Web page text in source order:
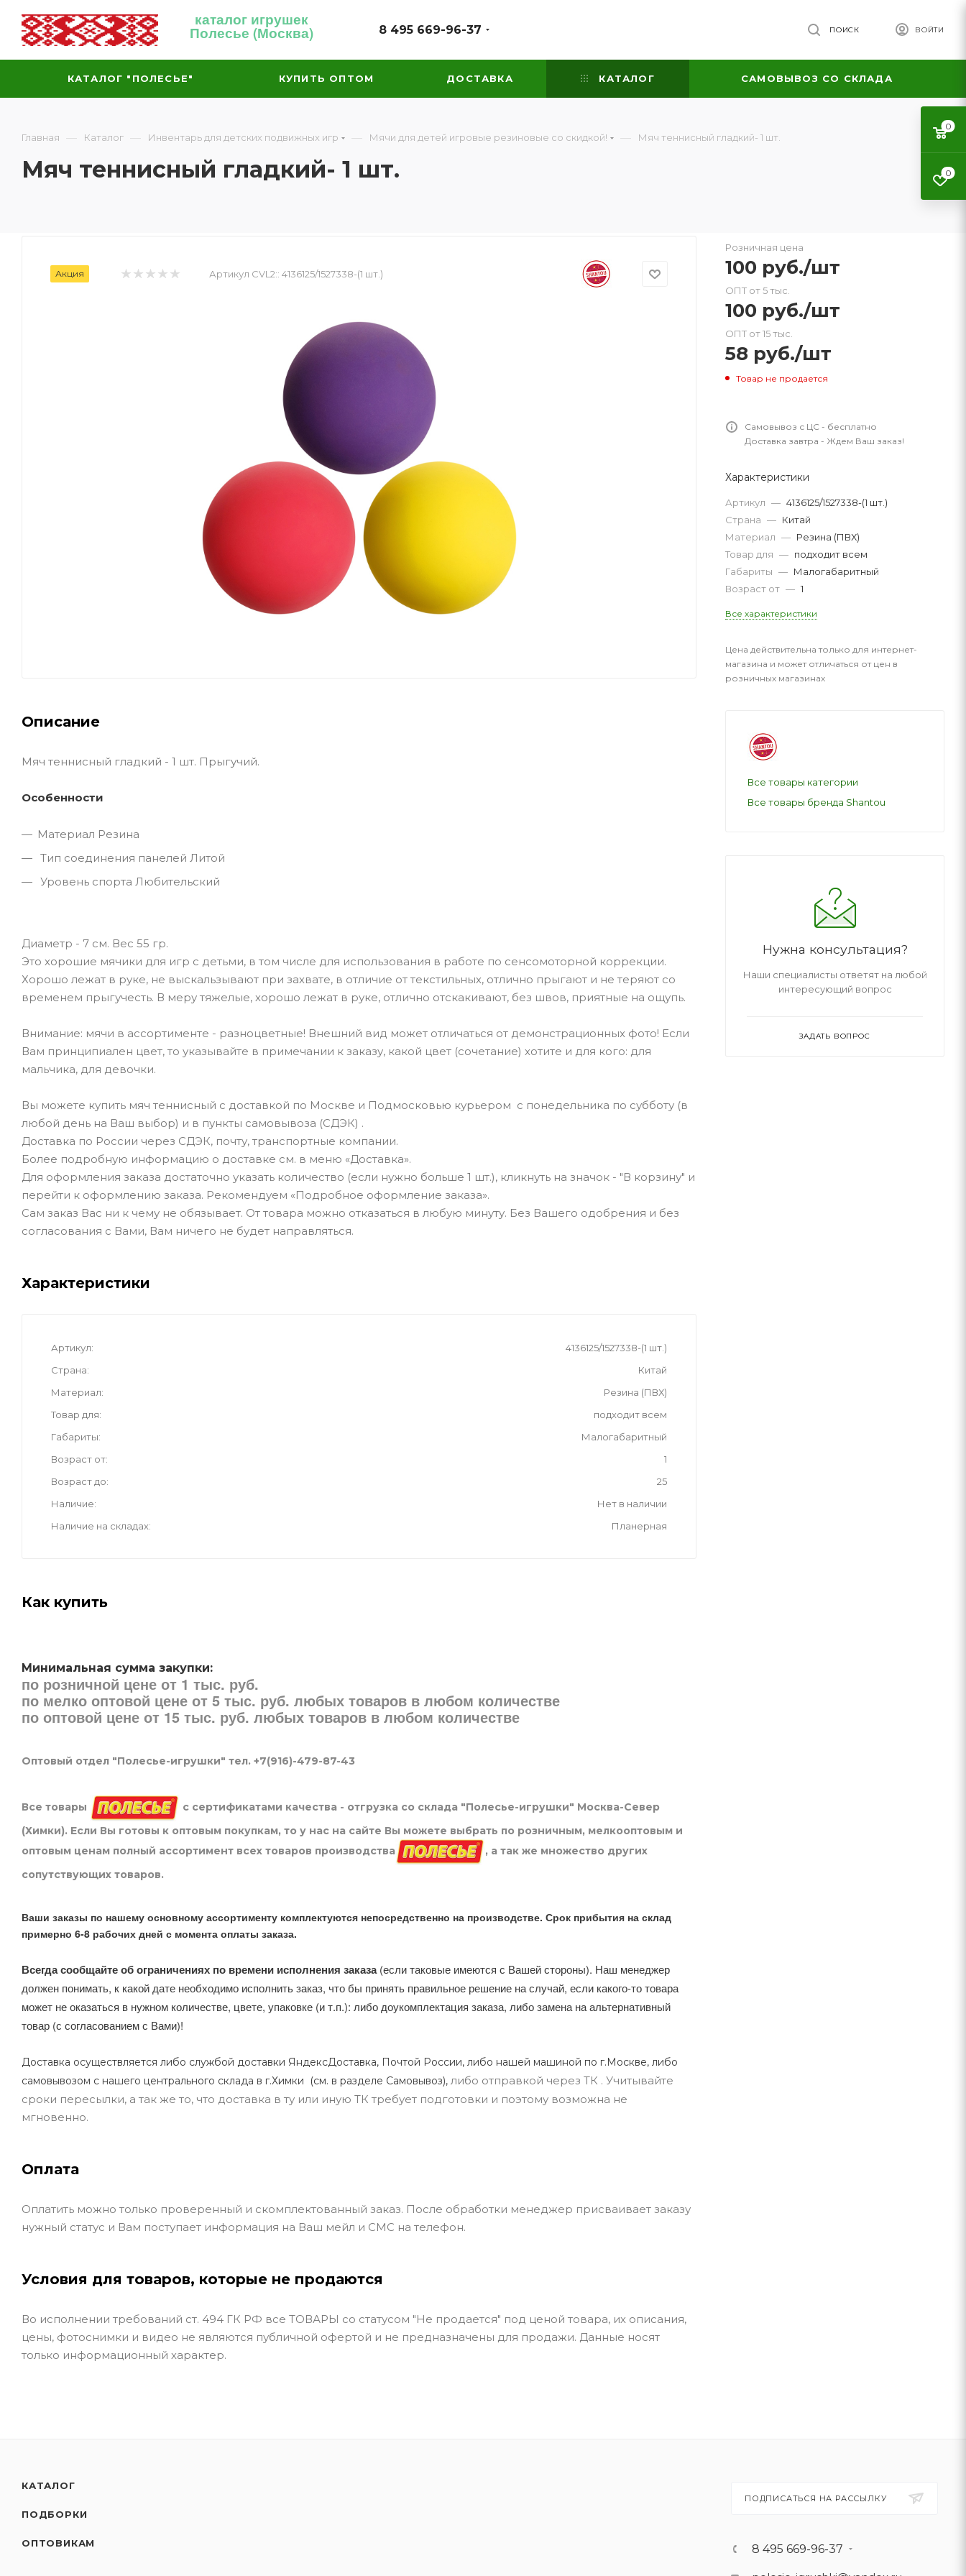
каталог игрушек
Полесье (Москва) 8 495 669-96-37 ВОЙТИ
ПОИСК
КАТАЛОГ "ПОЛЕСЬЕ" КУПИТЬ ОПТОМ ДОСТАВКА КАТАЛОГ САМОВЫВОЗ СО СКЛАДА
Главная — Каталог — Инвентарь для детских подвижных игр — Мячи для детей игровые резиновые со скидкой! — Мяч теннисный гладкий- 1 шт.
Мяч теннисный гладкий- 1 шт.
Акция Артикул CVL2:: 4136125/1527338-(1 шт.)
Описание
Мяч теннисный гладкий - 1 шт. Прыгучий.
Особенности
Материал Резина
Тип соединения панелей Литой
Уровень спорта Любительский
Диаметр - 7 см. Вес 55 гр.
Это хорошие мячики для игр с детьми, в том числе для использования в работе по сенсомоторной коррекции.
Хорошо лежат в руке, не выскальзывают при захвате, в отличие от текстильных, отлично прыгают и не теряют со
временем прыгучесть. В меру тяжелые, хорошо лежат в руке, отлично отскакивают, без швов, приятные на ощупь.
Внимание: мячи в ассортименте - разноцветные! Внешний вид может отличаться от демонстрационных фото! Если
Вам принципиален цвет, то указывайте в примечании к заказу, какой цвет (сочетание) хотите и для кого: для
мальчика, для девочки.
Вы можете купить мяч теннисный с доставкой по Москве и Подмосковью курьером с понедельника по субботу (в
любой день на Ваш выбор) и в пункты самовывоза (СДЭК) .
Доставка по России через СДЭК, почту, транспортные компании.
Более подробную информацию о доставке см. в меню «Доставка».
Для оформления заказа достаточно указать количество (если нужно больше 1 шт.), кликнуть на значок - "В корзину" и
перейти к оформлению заказа. Рекомендуем «Подробное оформление заказа».
Сам заказ Вас ни к чему не обязывает. От товара можно отказаться в любую минуту. Без Вашего одобрения и без
согласования с Вами, Вам ничего не будет направляться.
Характеристики
Артикул
4136125/1527338-(1 шт.)
Страна
Китай
Материал
Резина (ПВХ)
Товар для
подходит всем
Габариты
Малогабаритный
Возраст от
1
Возраст до
25
Наличие
Нет в наличии
Наличие на складах
Планерная
Как купить
Минимальная сумма закупки:
по розничной цене от 1 тыс. руб.
по мелко оптовой цене от 5 тыс. руб. любых товаров в любом количестве
по оптовой цене от 15 тыс. руб. любых товаров в любом количестве
Оптовый отдел "Полесье-игрушки" тел. +7(916)-479-87-43
Все товары
с сертификатами качества - отгрузка со склада "Полесье-игрушки" Москва-Север
(Химки). Если Вы готовы к оптовым покупкам, то у нас на сайте Вы можете выбрать по розничным, мелкооптовым и
оптовым ценам полный ассортимент всех товаров производства
, а так же множество других
сопутствующих товаров.
Ваши заказы по нашему основному ассортименту комплектуются непосредственно на производстве. Срок прибытия на склад
примерно 6-8 рабочих дней с момента оплаты заказа.
Всегда сообщайте об ограничениях по времени исполнения заказа(если таковые имеются с Вашей стороны). Наш менеджер
должен понимать, к какой дате необходимо исполнить заказ, что бы принять правильное решение на случай, если какого-то товара
может не оказаться в нужном количестве, цвете, упаковке (и т.п.): либо доукомплектация заказа, либо замена на альтернативный
товар (с согласованием с Вами)!
Доставка осуществляется либо службой доставки ЯндексДоставка, Почтой России, либо нашей машиной по г.Москве, либо
самовывозом с нашего центрального склада в г.Химки (см. в разделе Самовывоз), либо отправкой через ТК . Учитывайте
сроки пересылки, а так же то, что доставка в ту или иную ТК требует подготовки и поэтому возможна не
мгновенно.
Оплата
Оплатить можно только проверенный и скомплектованный заказ. После обработки менеджер присваивает заказу
нужный статус и Вам поступает информация на Ваш мейл и СМС на телефон.
Условия для товаров, которые не продаются
Во исполнении требований ст. 494 ГК РФ все ТОВАРЫ со статусом "Не продается" под ценой товара, их описания,
цены, фотоснимки и видео не являются публичной офертой и не предназначены для продажи. Данные носят
только информационный характер.
Розничная цена
100 руб./шт
ОПТ от 5 тыс.
100 руб./шт
ОПТ от 15 тыс.
58 руб./шт
Товар не продается
Самовывоз с ЦС - бесплатно
Доставка завтра - Ждем Ваш заказ!
Характеристики
Артикул — 4136125/1527338-(1 шт.)
Страна — Китай
Материал — Резина (ПВХ)
Товар для — подходит всем
Габариты — Малогабаритный
Возраст от — 1
Все характеристики
Цена действительна только для интернет-
магазина и может отличаться от цен в
розничных магазинах
Все товары категории
Все товары бренда Shantou
Нужна консультация?
Наши специалисты ответят на любой
интересующий вопрос
ЗАДАТЬ ВОПРОС
КАТАЛОГ
ПОДБОРКИ
ОПТОВИКАМ
ПОДПИСАТЬСЯ НА РАССЫЛКУ
8 495 669-96-37
0
0